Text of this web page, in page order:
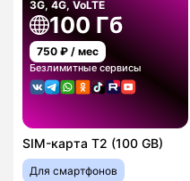
3G, 4G, VoLTE
100 Гб
750 ₽ / мес
Безлимитные сервисы
SIM-карта T2 (100 GB)
Для смартфонов